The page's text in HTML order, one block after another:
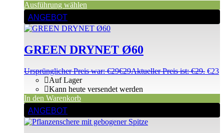
Ausführung wählen
ANGEBOT
GREEN DRYNET Ø60
Ursprünglicher Preis war: €29€29Aktueller Preis ist: €29. €23
Auf Lager
Kann heute versendet werden
In den Warenkorb
ANGEBOT